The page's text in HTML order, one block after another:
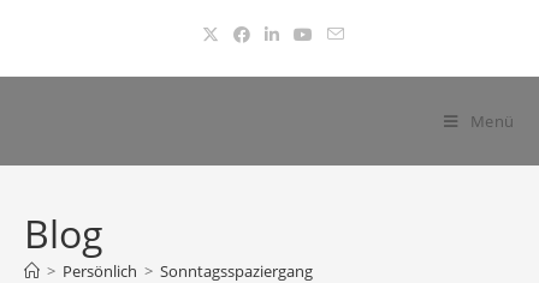
springen
Menü
Blog
> Persönlich > Sonntagsspaziergang